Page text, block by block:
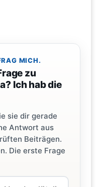
MICH.
zu
Ich hab die
sie dir gerade
Antwort aus
Beiträgen.
Die erste Frage